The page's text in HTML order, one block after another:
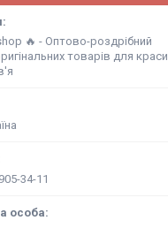
🔥 - Оптово-роздрібний
товарів для краси
34-11